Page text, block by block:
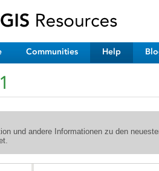
Communities Help
und andere Informationen zu den
3D Analyst"?
3D Analyst"